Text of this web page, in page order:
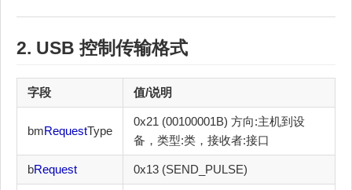
2. USB 控制传输格式
字段 值/说明
bmRequestType
0x21 (00100001B) 方向:主机到设
备，类型:类，接收者:接口
bRequest 0x13 (SEND_PULSE)